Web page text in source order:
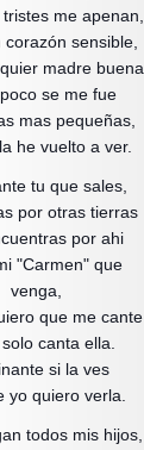
me apenan,
sensible,
madre buena.
se me fue
mas pequeñas,
he vuelto a ver.
tu que sales,
por otras tierras
por ahi
"Carmen" que
venga,
que me cante
canta ella.
si la ves
yo quiero verla.
todos mis hijos,